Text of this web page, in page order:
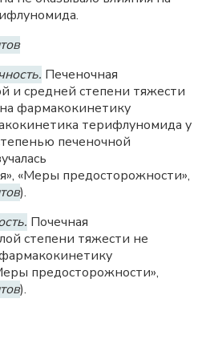
Печеночная
и средней степени тяжести
фармакокинетику
терифлуномида у
печеночной
«Меры предосторожности»,
).
Почечная
степени тяжести не
предосторожности»,
).